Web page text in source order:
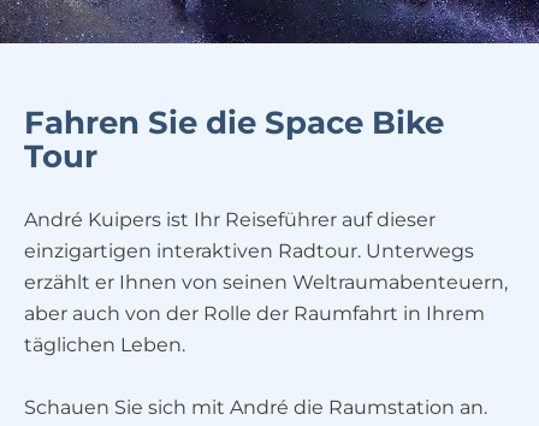
Fahren Sie die Space Bike
Tour
André Kuipers ist Ihr Reiseführer auf dieser
einzigartigen interaktiven Radtour. Unterwegs
erzählt er Ihnen von seinen Weltraumabenteuern,
aber auch von der Rolle der Raumfahrt in Ihrem
täglichen Leben.
Schauen Sie sich mit André die Raumstation an.